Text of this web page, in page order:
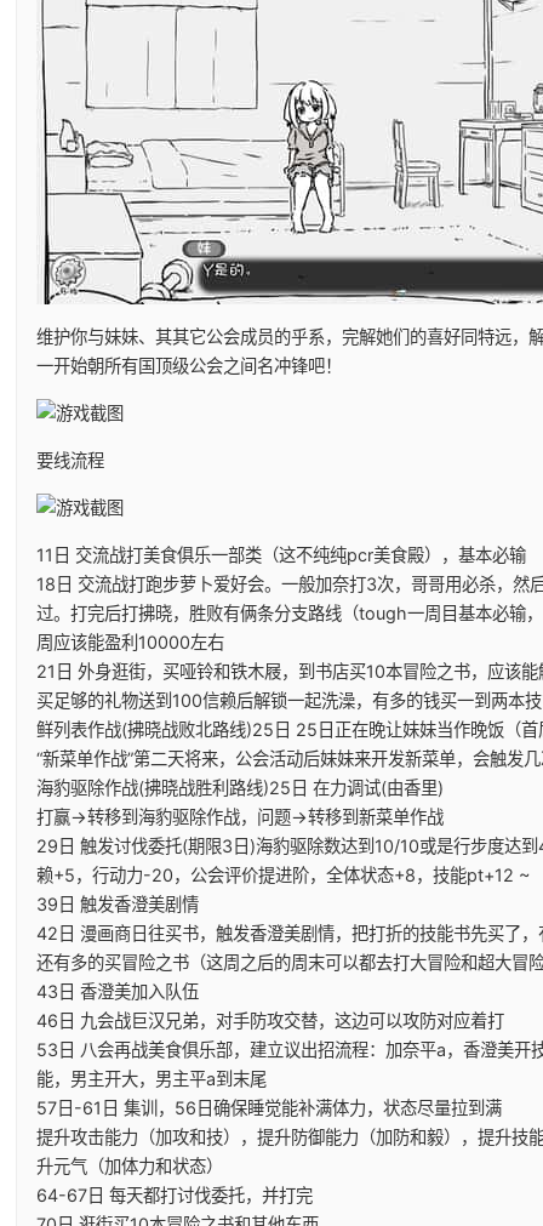
维护你与妹妹、其其它公会成员的乎系，完解她们的喜好同特远，
一开始朝所有国顶级公会之间名冲锋吧！
要线流程
11日 交流战打美食俱乐一部类（这不纯纯pcr美食殿），基本必输
18日 交流战打跑步萝卜爱好会。一般加奈打3次，哥哥用必杀，然
过。打完后打拂晓，胜败有俩条分支路线（tough一周目基本必输
周应该能盈利10000左右
21日 外身逛街，买哑铃和铁木屐，到书店买10本冒险之书，应该
买足够的礼物送到100信赖后解锁一起洗澡，有多的钱买一到两本
鲜列表作战(拂晓战败北路线)25日 25日正在晚让妹妹当作晚饭（
“新菜单作战”第二天将来，公会活动后妹妹来开发新菜单，会触发
海豹驱除作战(拂晓战胜利路线)25日 在力调试(由香里)
打赢→转移到海豹驱除作战，问题→转移到新菜单作战
29日 触发讨伐委托(期限3日)海豹驱除数达到10/10或是行步度达
赖+5，行动力-20，公会评价提进阶，全体状态+8，技能pt+12 ~
39日 触发香澄美剧情
42日 漫画商日往买书，触发香澄美剧情，把打折的技能书先买了
还有多的买冒险之书（这周之后的周末可以都去打大冒险和超大冒
43日 香澄美加入队伍
46日 九会战巨汉兄弟，对手防攻交替，这边可以攻防对应着打
53日 八会再战美食俱乐部，建立议出招流程：加奈平a，香澄美开
能，男主开大，男主平a到末尾
57日-61日 集训，56日确保睡觉能补满体力，状态尽量拉到满
提升攻击能力（加攻和技），提升防御能力（加防和毅），提升技
升元气（加体力和状态）
64-67日 每天都打讨伐委托，并打完